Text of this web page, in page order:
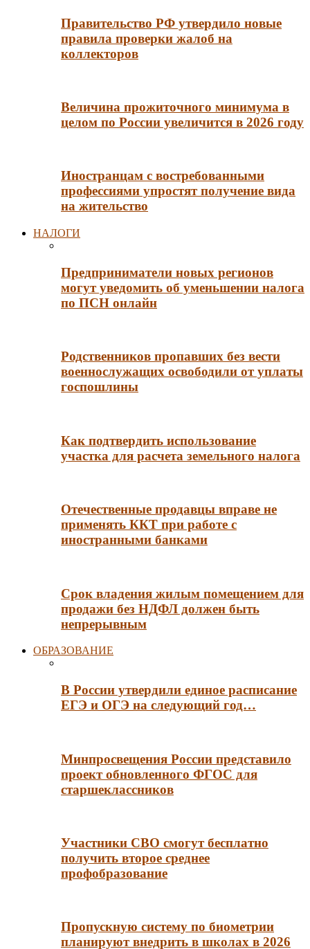
Правительство РФ утвердило новые
правила проверки жалоб на
коллекторов
Величина прожиточного минимума в
целом по России увеличится в 2026 году
Иностранцам с востребованными
профессиями упростят получение вида
на жительство
НАЛОГИ
Предприниматели новых регионов
могут уведомить об уменьшении налога
по ПСН онлайн
Родственников пропавших без вести
военнослужащих освободили от уплаты
госпошлины
Как подтвердить использование
участка для расчета земельного налога
Отечественные продавцы вправе не
применять ККТ при работе с
иностранными банками
Срок владения жилым помещением для
продажи без НДФЛ должен быть
непрерывным
ОБРАЗОВАНИЕ
В России утвердили единое расписание
ЕГЭ и ОГЭ на следующий год…
Минпросвещения России представило
проект обновленного ФГОС для
старшеклассников
Участники СВО смогут бесплатно
получить второе среднее
профобразование
Пропускную систему по биометрии
планируют внедрить в школах в 2026